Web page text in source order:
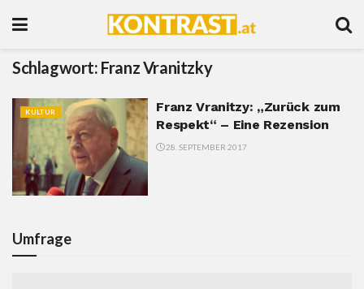
Schlagwort: Franz Vranitzky
KULTUR
Franz Vranitzy: „Zurück zum
Respekt“ – Eine Rezension
28. SEPTEMBER 2017
Umfrage